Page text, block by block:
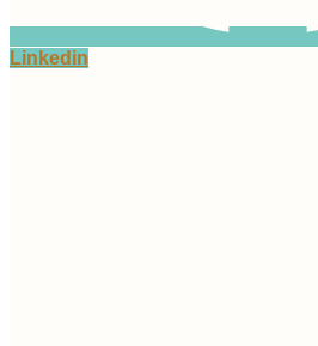
Linkedin